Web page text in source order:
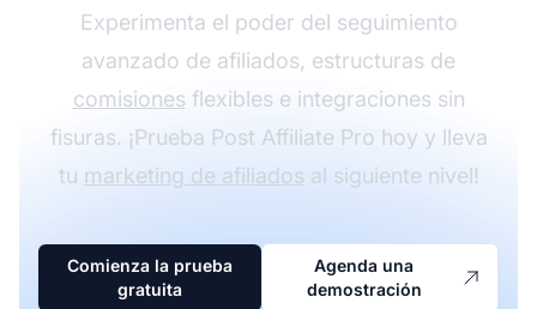
Experimenta el poder del seguimiento
avanzado de afiliados, estructuras de
comisiones flexibles e integraciones sin
fisuras. ¡Prueba Post Affiliate Pro hoy y lleva
tu marketing de afiliados al siguiente nivel!
Comienza la prueba
gratuita
Agenda una
demostración